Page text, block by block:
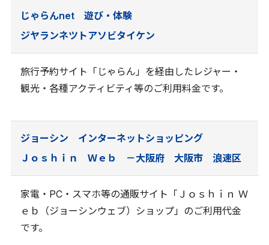
じゃらんnet 遊び・体験
ジヤランネツトアソビタイケン
旅行予約サイト「じゃらん」を経由したレジャー・
観光・各種アクティビティ等のご利用料金です。
ジョーシン インターネットショッピング
Ｊｏｓｈｉｎ Ｗｅｂ －大阪府 大阪市 浪速区
家電・PC・スマホ等の通販サイト「Ｊｏｓｈｉｎ Ｗ
ｅｂ（ジョーシンウェブ）ショップ」のご利用代金
です。